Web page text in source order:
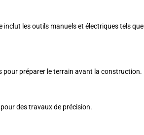
les outils manuels et électriques tels
pour préparer le terrain avant la construction.
des travaux de précision.